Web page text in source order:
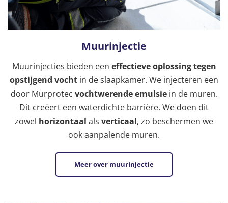
Muurinjectie
Muurinjecties bieden een effectieve oplossing tegen
opstijgend vocht in de slaapkamer. We injecteren een
door Murprotec vochtwerende emulsiein de muren.
Dit creëert een waterdichte barrière. We doen dit
zowel horizontaal als verticaal, zo beschermen we
ook aanpalende muren.
Meer over muurinjectie